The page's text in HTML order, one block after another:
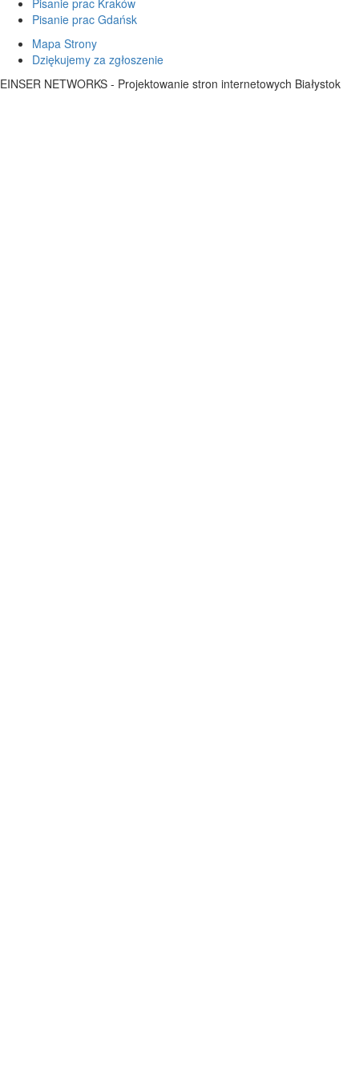
Pisanie prac Gdańsk
Mapa Strony
Dziękujemy za zgłoszenie
EINSER NETWORKS - Projektowanie stron internetowych Białystok